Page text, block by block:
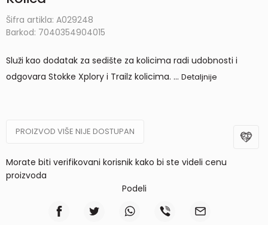
Šifra artikla: A029248
Barkod: 7040354904015
Služi kao dodatak za sedište za kolicima radi udobnosti i
odgovara Stokke Xplory i Trailz kolicima. ... Detaljnije
PROIZVOD VIŠE NIJE DOSTUPAN
Morate biti verifikovani korisnik kako bi ste videli cenu
proizvoda
Podeli